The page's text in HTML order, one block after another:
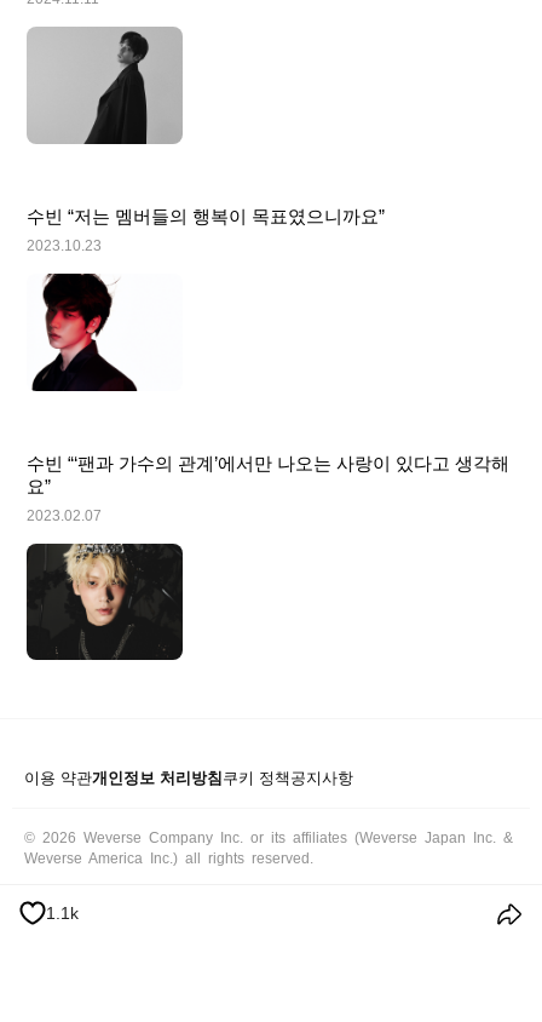
1.1k
수빈 “저는 멤버들의 행복이 목표였으니까요”
2023.10.23
수빈 “‘팬과 가수의 관계’에서만 나오는 사랑이 있다고 생각해
요”
2023.02.07
이용 약관개인정보 처리방침 쿠키 정책 공지사항
© 2026 Weverse Company Inc. or its affiliates (Weverse Japan Inc. &
Weverse America Inc.) all rights reserved.